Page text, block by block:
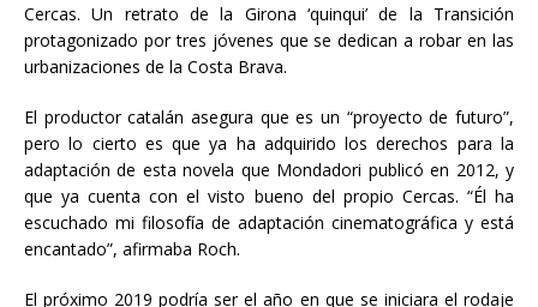
Cercas. Un retrato de la Girona ‘quinqui’ de la Transición
protagonizado por tres jóvenes que se dedican a robar en las
urbanizaciones de la Costa Brava.
El productor catalán asegura que es un “proyecto de futuro”,
pero lo cierto es que ya ha adquirido los derechos para la
adaptación de esta novela que Mondadori publicó en 2012, y
que ya cuenta con el visto bueno del propio Cercas. “Él ha
escuchado mi filosofía de adaptación cinematográfica y está
encantado”, afirmaba Roch.
El próximo 2019 podría ser el año en que se iniciara el rodaje